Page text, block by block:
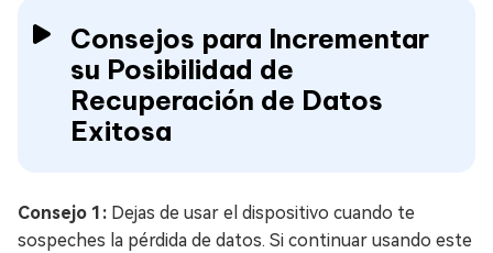
Consejos para Incrementar
su Posibilidad de
Recuperación de Datos
Exitosa
Consejo 1: Dejas de usar el dispositivo cuando te
sospeches la pérdida de datos. Si continuar usando este